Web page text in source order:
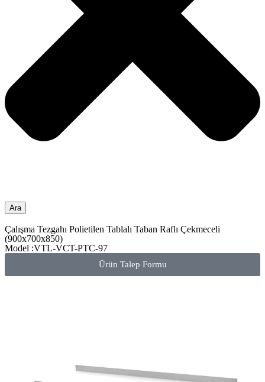
Ara
Çalışma Tezgahı Polietilen Tablalı Taban Raflı Çekmeceli
(900x700x850)
Model :VTL-VCT-PTC-97
Ürün Talep Formu